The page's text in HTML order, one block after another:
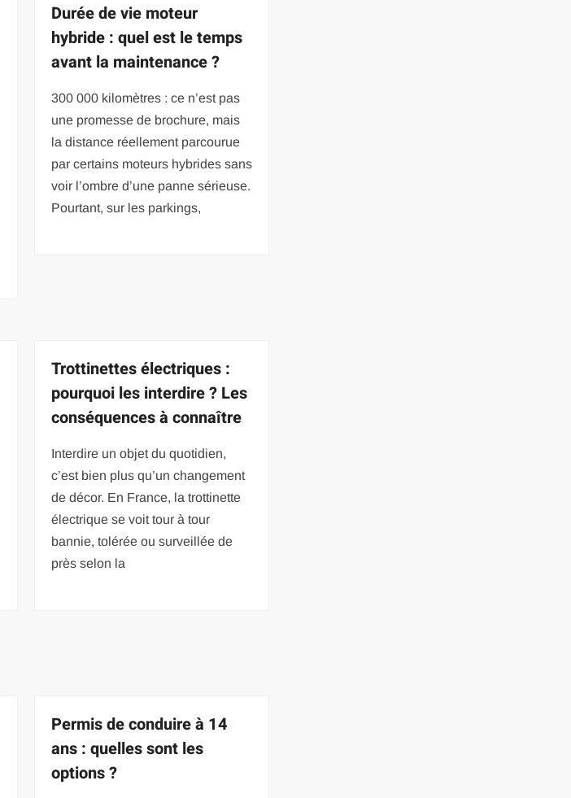
Durée de vie moteur
hybride : quel est le temps
avant la maintenance ?
300 000 kilomètres : ce n’est pas
une promesse de brochure, mais
la distance réellement parcourue
par certains moteurs hybrides sans
voir l’ombre d’une panne sérieuse.
Pourtant, sur les parkings,
Trottinettes électriques :
pourquoi les interdire ? Les
conséquences à connaître
Interdire un objet du quotidien,
c’est bien plus qu’un changement
de décor. En France, la trottinette
électrique se voit tour à tour
bannie, tolérée ou surveillée de
près selon la
Permis de conduire à 14
ans : quelles sont les
options ?